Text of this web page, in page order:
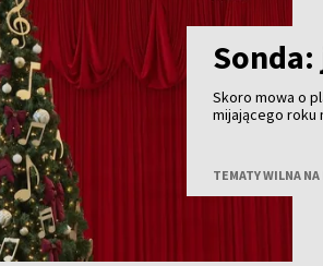
Sonda:
Skoro mowa o
mijającego roku
TEMATY WILNA